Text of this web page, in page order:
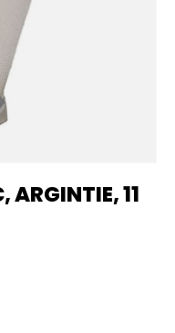
ARGINTIE, 11